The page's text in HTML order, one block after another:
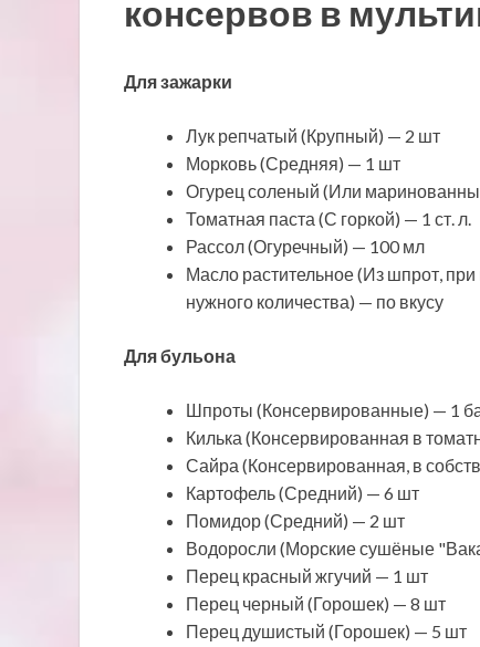
консервов в
Для зажарки
Лук репчатый (Крупный) — 2 шт
Морковь (Средняя) — 1 шт
Огурец соленый (Или
Томатная паста (С горкой) — 1 ст. л.
Рассол (Огуречный) — 100 мл
Масло растительное (Из шпрот,
нужного количества) — по вкусу
Для бульона
Шпроты (Консервированные) — 1
Килька (Консервированная в
Сайра (Консервированная, в
Картофель (Средний) — 6 шт
Помидор (Средний) — 2 шт
Водоросли (Морские сушёные
Перец красный жгучий — 1 шт
Перец черный (Горошек) — 8 шт
Перец душистый (Горошек) — 5 шт